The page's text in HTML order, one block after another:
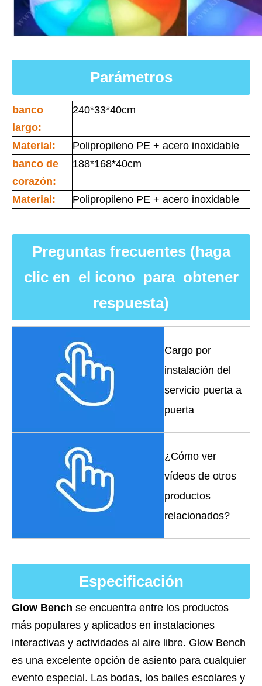
Parámetros
banco
largo:
240*33*40cm
Material:
Polipropileno PE + acero inoxidable
banco de
corazón:
188*168*40cm
Material: Polipropileno PE + acero inoxidable
Preguntas frecuentes (haga
clic en el icono para obtener
respuesta)
Cargo por
instalación del
servicio puerta a
puerta
¿Cómo ver
vídeos de otros
productos
relacionados?
Especificación
Glow Bench se encuentra entre los productos
más populares y aplicados en instalaciones
interactivas y actividades al aire libre. Glow Bench
es una excelente opción de asiento para cualquier
evento especial. Las bodas, los bailes escolares y